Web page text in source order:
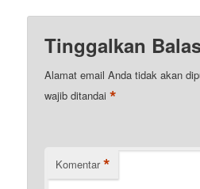
Tinggalkan
Alamat email Anda tidak akan
wajib ditandai*
Komentar *